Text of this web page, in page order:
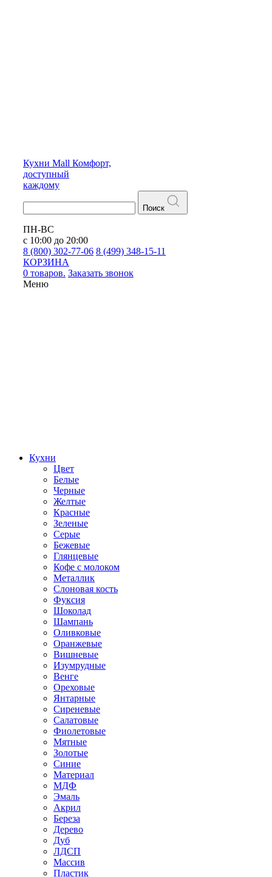
Кухни Mall Комфорт,
доступный
каждому
Поиск
ПН-ВС
с 10:00 до 20:00
8 (800) 302-77-06 8 (499) 348-15-11
КОРЗИНА
0 товаров. Заказать звонок
Меню
Кухни
Цвет
Белые
Черные
Желтые
Красные
Зеленые
Серые
Бежевые
Глянцевые
Кофе с молоком
Металлик
Слоновая кость
Фуксия
Шоколад
Шампань
Оливковые
Оранжевые
Вишневые
Изумрудные
Венге
Ореховые
Янтарные
Сиреневые
Салатовые
Фиолетовые
Мятные
Золотые
Синие
Материал
МДФ
Эмаль
Акрил
Береза
Дерево
Дуб
ЛДСП
Массив
Пластик